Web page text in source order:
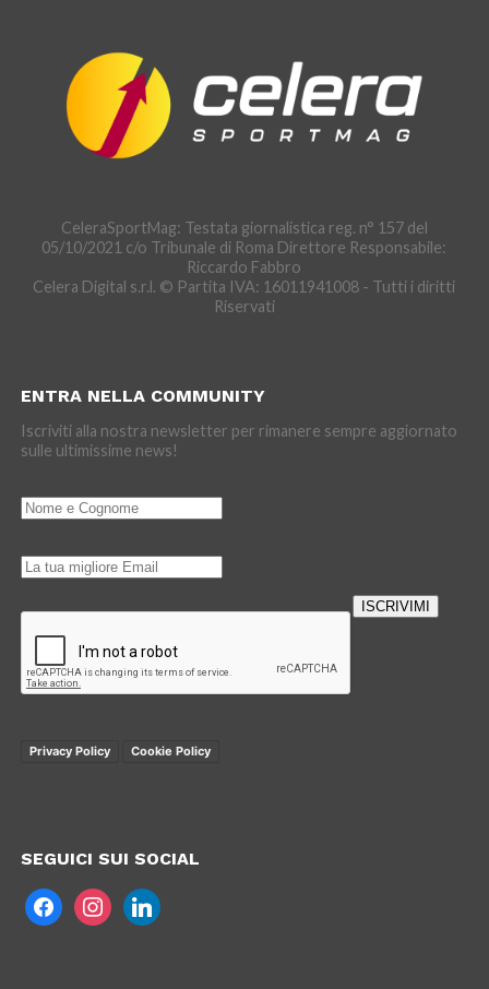
CeleraSportMag: Testata giornalistica reg. n° 157 del
05/10/2021 c/o Tribunale di Roma Direttore Responsabile:
Riccardo Fabbro
Celera Digital s.r.l. © Partita IVA: 16011941008 - Tutti i diritti
Riservati
ENTRA NELLA COMMUNITY
Iscriviti alla nostra newsletter per rimanere sempre aggiornato
sulle ultimissime news!
ISCRIVIMI
Privacy Policy Cookie Policy
SEGUICI SUI SOCIAL